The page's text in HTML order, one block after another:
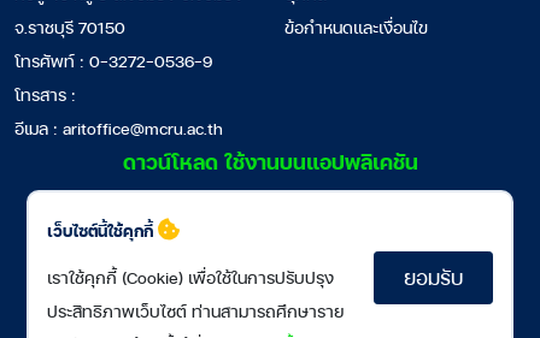
เว็บไซต์นี้ใช้คุกกี้
เราใช้คุกกี้ (Cookie) เพื่อใช้ในการปรับปรุง
ประสิทธิภาพเว็บไซต์ ท่านสามารถศึกษาราย
ยอมรับ
จ.ราชบุรี 70150
โทรศัพท์ : 0-3272-0536-9
โทรสาร :
อีเมล : aritoffice@mcru.ac.th
ข้อกำหนดและเงื่อนไข
ดาวน์โหลด ใช้งานบนแอปพลิเคชัน